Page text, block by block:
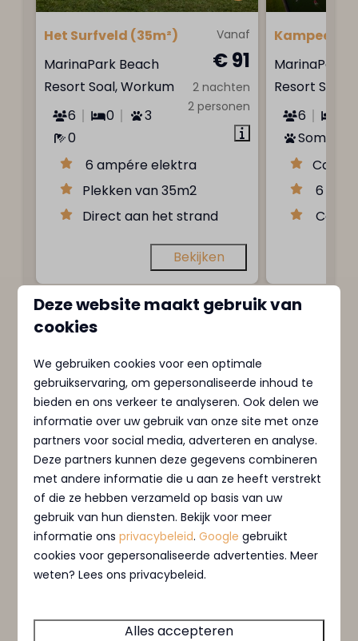
Vanaf
€ 91
2 nachten
2 personen
Het Surfveld (35m²)
MarinaPark Beach
Resort Soal, Workum
6
0
3
0
6 ampére elektra
Plekken van 35m2
Direct aan het strand
Bekijken
MarinaPark
Resort Soal,
6
Sommige
Ca.
6
Bloemendaal
Nederland - Noord-Holland
Verblijf in luxe villa's in gemeente Bloemendaal,
avontuurlijke bossen en duinen, of een
Deze website maakt gebruik van
cookies
We gebruiken cookies voor een optimale
gebruikservaring, om gepersonaliseerde inhoud te
bieden en ons verkeer te analyseren. Ook delen we
informatie over uw gebruik van onze site met onze
partners voor social media, adverteren en analyse.
Deze partners kunnen deze gegevens combineren
met andere informatie die u aan ze heeft verstrekt
of die ze hebben verzameld op basis van uw
gebruik van hun diensten. Bekijk voor meer
informatie onsprivacybeleid.Google gebruikt
cookies voor gepersonaliseerde advertenties. Meer
weten? Lees ons privacybeleid.
Alles accepteren